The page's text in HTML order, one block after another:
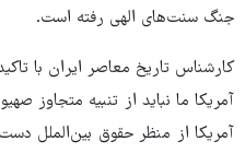
جنگ سنت‌های الهی رفته است.
کارشناس تاریخ معاصر ایران با
آمریکا ما نباید از تنبیه متجاوز
آمریکا از منظر حقوق بین‌الملل